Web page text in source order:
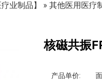
业制品】 » 其他医用医疗
核磁共振
产品单价: